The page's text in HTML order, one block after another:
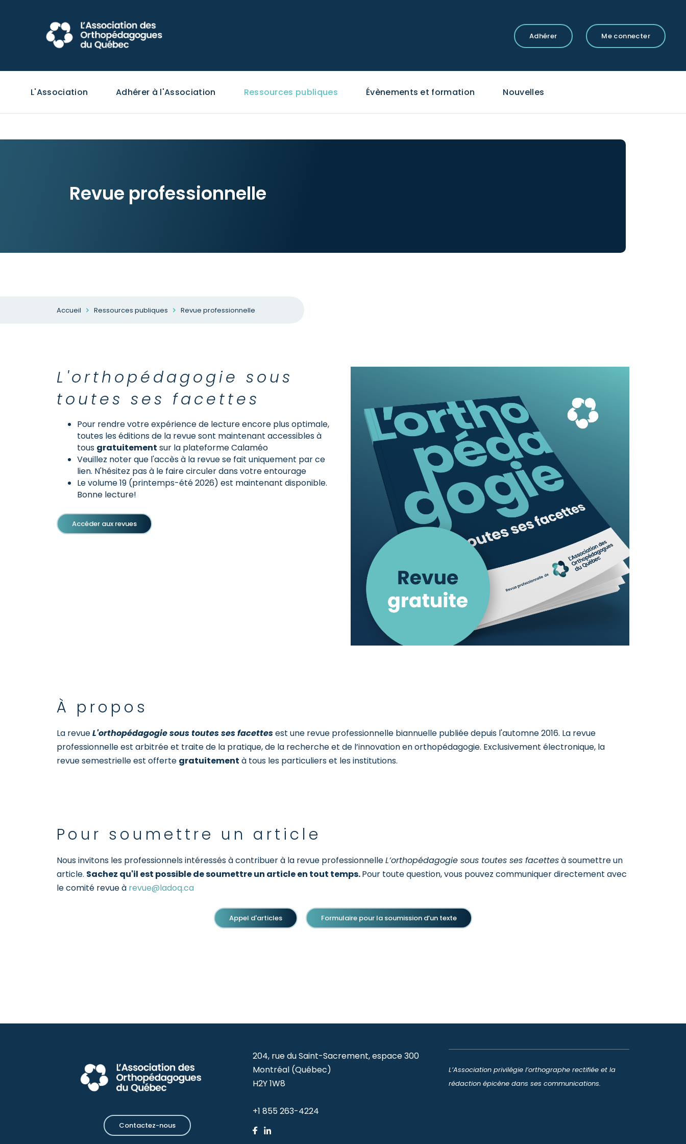
Adhérer Me connecter
L'Association Adhérer à l'Association Ressources publiques Évènements et formation Nouvelles
Revue professionnelle
Accueil Ressources publiques Revue professionnelle
L'orthopédagogie sous
toutes ses facettes
Pour rendre votre expérience de lecture encore plus optimale,
toutes les éditions de la revue sont maintenant accessibles à
tous gratuitement sur la plateforme Calaméo
Veuillez noter que l'accès à la revue se fait uniquement par ce
lien. N'hésitez pas à le faire circuler dans votre entourage
Le volume 19 (printemps-été 2026) est maintenant disponible.
Bonne lecture!
Accéder aux revues
À propos
La revueL'orthopédagogie sous toutes ses facettesest une revue professionnelle biannuelle publiée depuis l'automne 2016. La revue
professionnelle est arbitrée et traite de la pratique, de la recherche et de l’innovation en orthopédagogie. Exclusivement électronique, la
revue semestrielle est offerte gratuitement à tous les particuliers et les institutions.
Pour soumettre un article
Nous invitons les professionnels intéressés à contribuer à la revue professionnelleL’orthopédagogie sous toutes ses facettesà soumettre un
article. Sachez qu'il est possible de soumettre un article en tout temps.Pour toute question, vous pouvez communiquer directement avec
le comité revue à revue@ladoq.ca
Appel d'articles Formulaire pour la soumission d’un texte
Contactez-nous
204, rue du Saint-Sacrement, espace 300
Montréal (Québec)
H2Y 1W8
+1 855 263-4224
L’Association privilégie l’orthographe rectifiée et la
rédaction épicène dans ses communications.